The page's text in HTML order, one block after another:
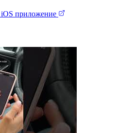
iOS приложение